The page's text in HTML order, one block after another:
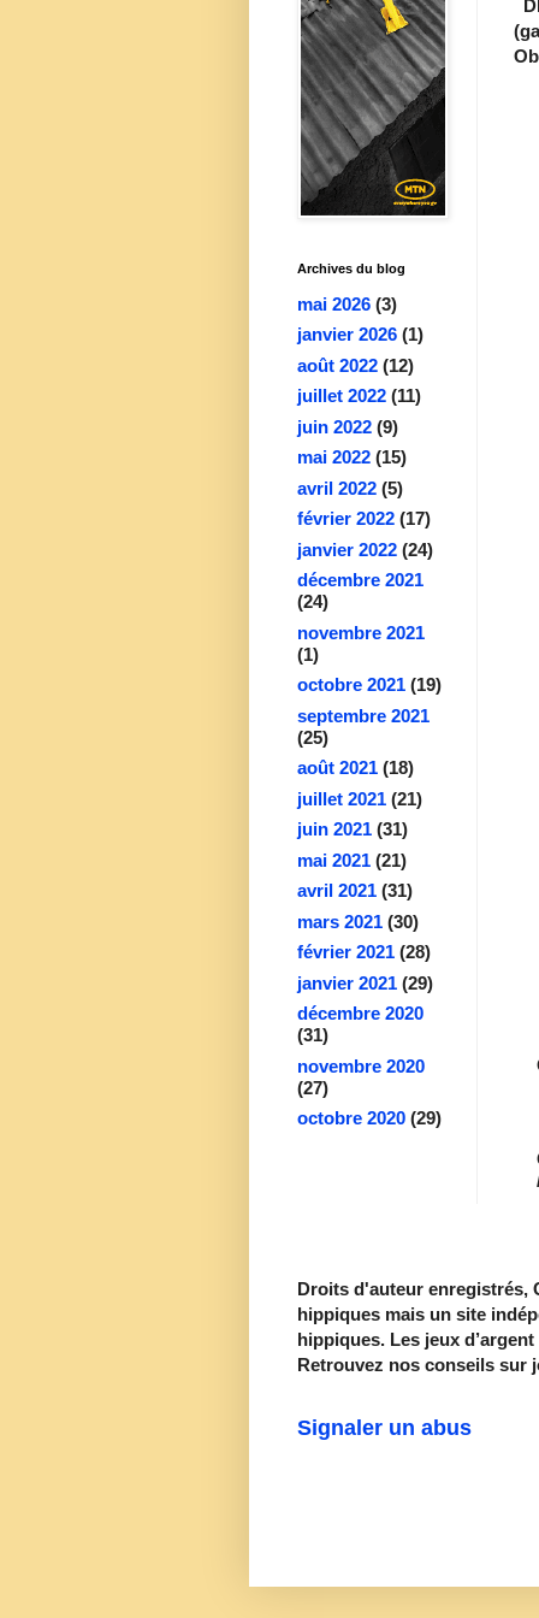
Archives du blog
mai 2026 (3)
janvier 2026 (1)
août 2022 (12)
juillet 2022 (11)
juin 2022 (9)
mai 2022 (15)
avril 2022 (5)
février 2022 (17)
janvier 2022 (24)
décembre 2021
(24)
novembre 2021
(1)
octobre 2021 (19)
septembre 2021
(25)
août 2021 (18)
juillet 2021 (21)
juin 2021 (31)
mai 2021 (21)
avril 2021 (31)
mars 2021 (30)
février 2021 (28)
janvier 2021 (29)
décembre 2020
(31)
novembre 2020
(27)
octobre 2020 (29)
Droits d'auteur enregistrés,
hippiques mais un site
hippiques. Les jeux
Retrouvez nos conseils sur
Signaler un abus